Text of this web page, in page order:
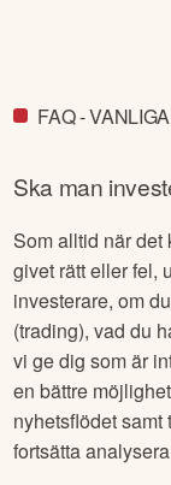
FAQ -
Ska man
Som alltid när det
givet rätt eller fel,
investerare, om
(trading), vad du
vi ge dig som är
en bättre
nyhetsflödet
fortsätta